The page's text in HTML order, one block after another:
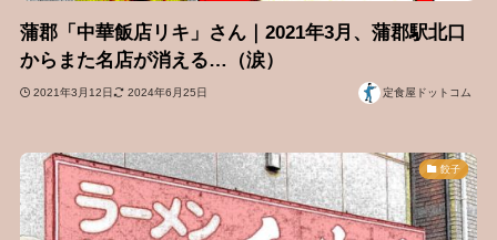
蒲郡「中華飯店リキ」さん｜2021年3月、蒲郡駅北口
からまた名店が消える…（涙）
2021年3月12日 2024年6月25日 定食屋ドットコム
餃子